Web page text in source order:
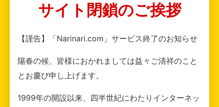
サイト閉鎖のご挨拶
【謹告】「Narinari.com」サービス終了のお知らせ
陽春の候、皆様におかれましては益々ご清祥のこと
とお慶び申し上げます。
1999年の開設以来、四半世紀にわたりインターネッ